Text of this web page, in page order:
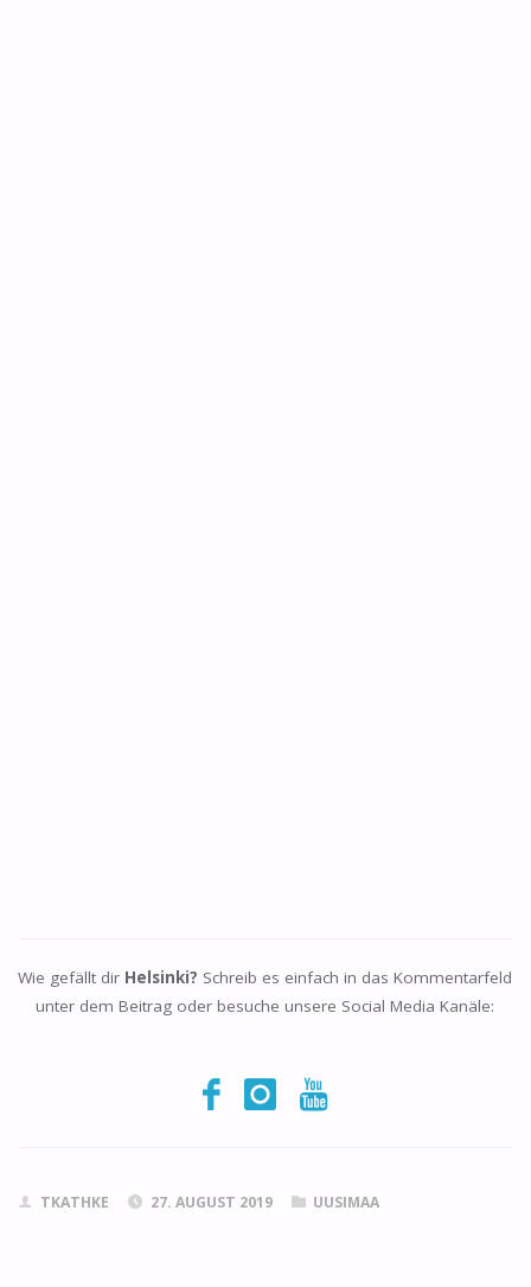
Wie gefällt dir Helsinki? Schreib es einfach in das Kommentarfeld
unter dem Beitrag oder besuche unsere Social Media Kanäle:
TKATHKE 27. AUGUST 2019 UUSIMAA